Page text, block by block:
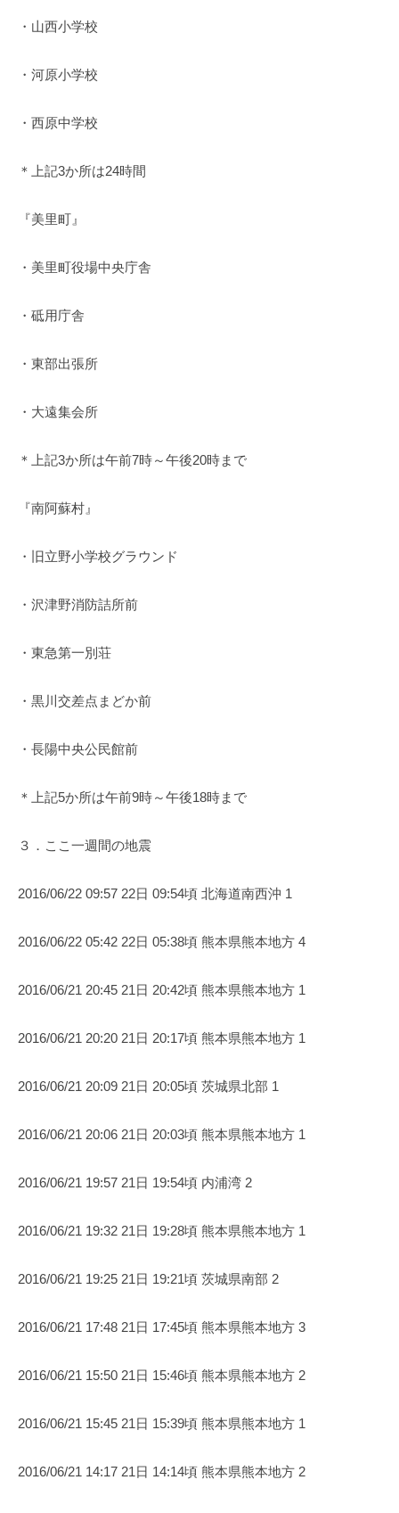
・山西小学校
・河原小学校
・西原中学校
＊上記3か所は24時間
『美里町』
・美里町役場中央庁舎
・砥用庁舎
・東部出張所
・大遠集会所
＊上記3か所は午前7時～午後20時まで
『南阿蘇村』
・旧立野小学校グラウンド
・沢津野消防詰所前
・東急第一別荘
・黒川交差点まどか前
・長陽中央公民館前
＊上記5か所は午前9時～午後18時まで
３．ここ一週間の地震
2016/06/22 09:57 22日 09:54頃 北海道南西沖 1
2016/06/22 05:42 22日 05:38頃 熊本県熊本地方 4
2016/06/21 20:45 21日 20:42頃 熊本県熊本地方 1
2016/06/21 20:20 21日 20:17頃 熊本県熊本地方 1
2016/06/21 20:09 21日 20:05頃 茨城県北部 1
2016/06/21 20:06 21日 20:03頃 熊本県熊本地方 1
2016/06/21 19:57 21日 19:54頃 内浦湾 2
2016/06/21 19:32 21日 19:28頃 熊本県熊本地方 1
2016/06/21 19:25 21日 19:21頃 茨城県南部 2
2016/06/21 17:48 21日 17:45頃 熊本県熊本地方 3
2016/06/21 15:50 21日 15:46頃 熊本県熊本地方 2
2016/06/21 15:45 21日 15:39頃 熊本県熊本地方 1
2016/06/21 14:17 21日 14:14頃 熊本県熊本地方 2